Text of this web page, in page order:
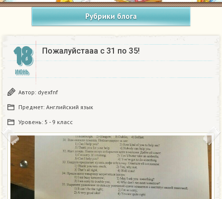
Рубрики блога
18
ИЮНЬ
Пожалуйстааа с 31 по 35!
Автор: dyexfnf
Предмет: Английский язык
Уровень: 5 - 9 класс